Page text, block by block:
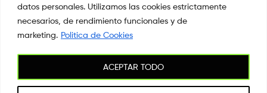
datos personales. Utilizamos las cookies estrictamente
necesarios, de rendimiento funcionales y de
marketing. Politica de Cookies
ACEPTAR TODO
CALI, COLOMBIA
+57 3044553869
Copyright © 2026YAYA'S BRAND. All Rights Reserved.